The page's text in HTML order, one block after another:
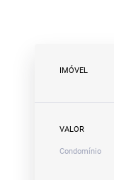
IMÓVEL
VALOR
Condomínio